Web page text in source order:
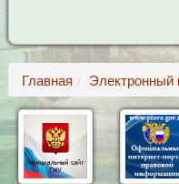
Главная Электронный